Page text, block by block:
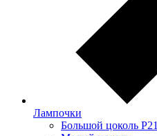
Лампочки
Большой цоколь P21